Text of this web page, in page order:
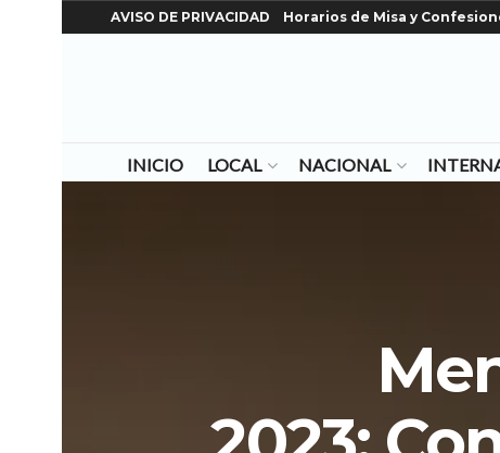
AVISO DE PRIVACIDAD Horarios de Misa y
INICIO LOCAL NACIONAL